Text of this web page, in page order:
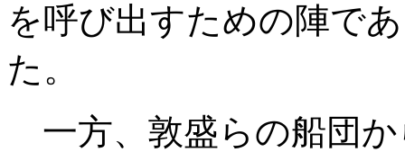
を呼び出すための陣で
た。
一方、敦盛らの船団